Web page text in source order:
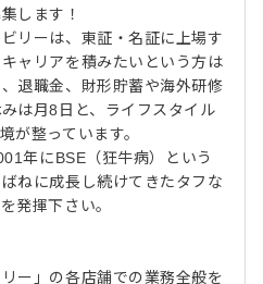
します！
リーは、東証・名証に上場す
ャリアを積みたいという方は
退職金、財形貯蓄や海外研修
は月8日と、ライフスタイル
が整っています。
年にBSE（狂牛病）という
ねに成長し続けてきたタフな
発揮下さい。
ー」の各店舗での業務全般を